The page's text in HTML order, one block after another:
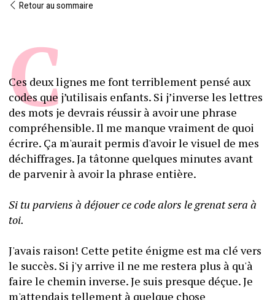
Retour au sommaire
Ces deux lignes me font terriblement pensé aux
codes que j’utilisais enfants. Si j’inverse les lettres
des mots je devrais réussir à avoir une phrase
compréhensible. Il me manque vraiment de quoi
écrire. Ça m'aurait permis d'avoir le visuel de mes
déchiffrages. Ja tâtonne quelques minutes avant
de parvenir à avoir la phrase entière.
Si tu parviens à déjouer ce code alors le grenat sera à
J'avais raison! Cette petite énigme est ma clé vers
le succès. Si j'y arrive il ne me restera plus à qu'à
faire le chemin inverse. Je suis presque déçue. Je
m'attendais tellement à quelque chose